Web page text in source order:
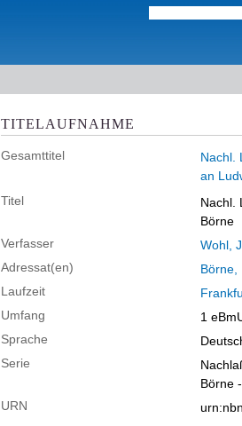
TITELAUFNAHME
Gesamttitel
Nachl.
an
Titel
Nachl.
Börne
Verfasser
Wohl,
Adressat(en)
Börne,
Laufzeit
Umfang
1
Sprache
Serie
Börne
URN